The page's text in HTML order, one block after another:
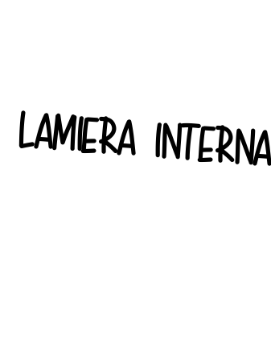
lamiera interna